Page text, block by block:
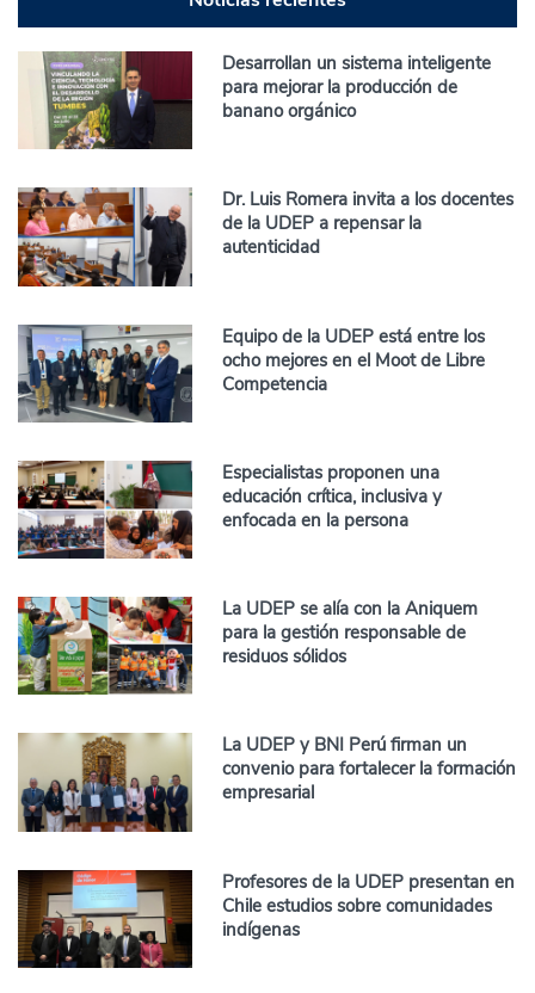
Desarrollan un sistema inteligente
para mejorar la producción de
banano orgánico
Dr. Luis Romera invita a los docentes
de la UDEP a repensar la
autenticidad
Equipo de la UDEP está entre los
ocho mejores en el Moot de Libre
Competencia
Especialistas proponen una
educación crítica, inclusiva y
enfocada en la persona
La UDEP se alía con la Aniquem
para la gestión responsable de
residuos sólidos
La UDEP y BNI Perú firman un
convenio para fortalecer la formación
empresarial
Profesores de la UDEP presentan en
Chile estudios sobre comunidades
indígenas